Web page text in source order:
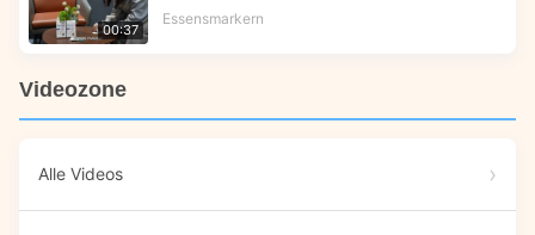
00:37
Essensmarkern
Videozone
Alle Videos